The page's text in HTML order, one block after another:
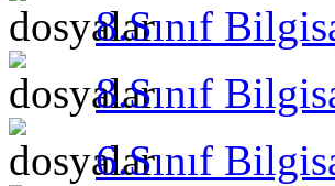
8.Sınıf
8.Sınıf
6.Sınıf